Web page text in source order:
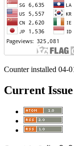
Counter installed 04-
Current Issue